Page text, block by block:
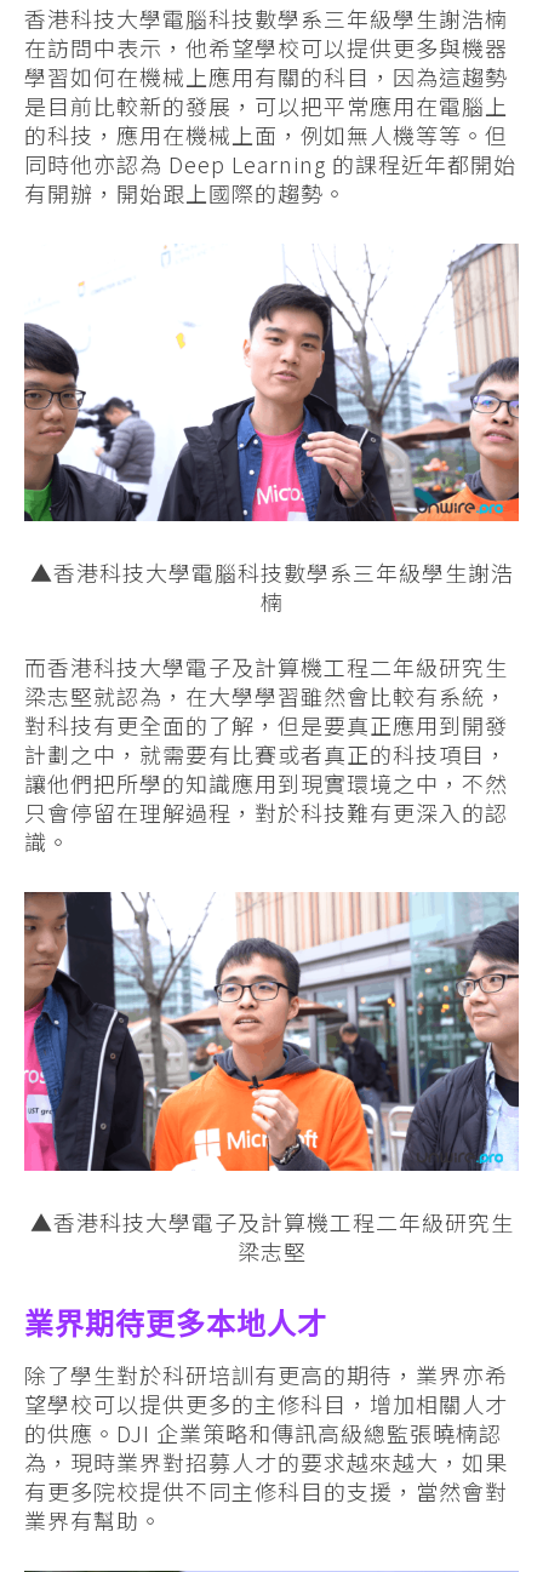
香港科技大學電腦科技數學系三年級學生謝浩楠
在訪問中表示，他希望學校可以提供更多與機器
學習如何在機械上應用有關的科目，因為這趨勢
是目前比較新的發展，可以把平常應用在電腦上
的科技，應用在機械上面，例如無人機等等。但
同時他亦認為 Deep Learning 的課程近年都開始
有開辦，開始跟上國際的趨勢。
▲香港科技大學電腦科技數學系三年級學生謝浩
楠
而香港科技大學電子及計算機工程二年級研究生
梁志堅就認為，在大學學習雖然會比較有系統，
對科技有更全面的了解，但是要真正應用到開發
計劃之中，就需要有比賽或者真正的科技項目，
讓他們把所學的知識應用到現實環境之中，不然
只會停留在理解過程，對於科技難有更深入的認
識。
▲香港科技大學電子及計算機工程二年級研究生
梁志堅
業界期待更多本地人才
除了學生對於科研培訓有更高的期待，業界亦希
望學校可以提供更多的主修科目，增加相關人才
的供應。DJI 企業策略和傳訊高級總監張曉楠認
為，現時業界對招募人才的要求越來越大，如果
有更多院校提供不同主修科目的支援，當然會對
業界有幫助。